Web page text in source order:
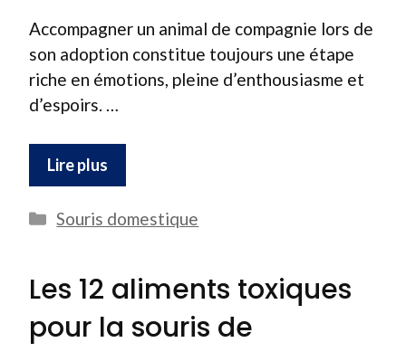
Accompagner un animal de compagnie lors de
son adoption constitue toujours une étape
riche en émotions, pleine d’enthousiasme et
d’espoirs. …
Lire plus
Catégories
Souris domestique
Les 12 aliments toxiques
pour la souris de